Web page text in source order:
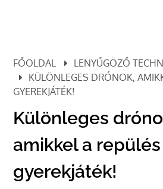
FŐOLDAL
LENYŰGÖZŐ
KÜLÖNLEGES DRÓNOK,
GYEREKJÁTÉK!
Különleges
amikkel a repülés
gyerekjáték!